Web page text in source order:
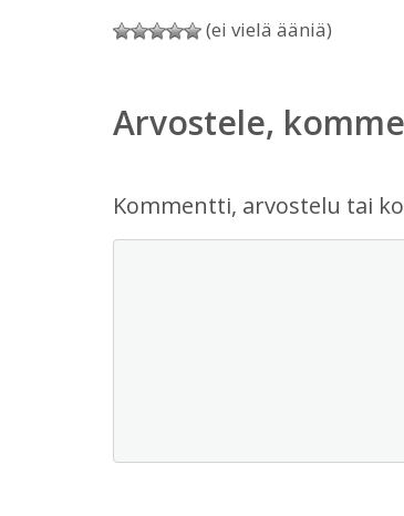
(ei vielä ääniä)
Arvostele,
Kommentti, arvostelu tai